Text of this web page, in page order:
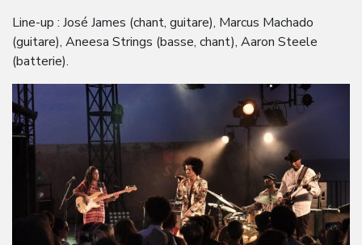
Line-up : José James (chant, guitare), Marcus Machado
(guitare), Aneesa Strings (basse, chant), Aaron Steele
(batterie).